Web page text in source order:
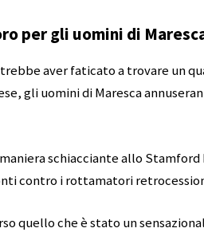
per gli uomini di
aver faticato a trovare un
gli uomini di Maresca
schiacciante allo
contro i rottamatori
quello che è stato un